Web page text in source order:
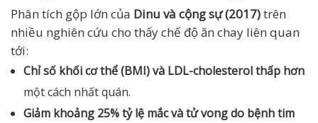
Phân tích gộp lớn của Dinu và cộng sự (2017)trên
nhiều nghiên cứu cho thấy chế độ ăn chay liên quan
tới:
Chỉ số khối cơ thể (BMI) và LDL-cholesterol thấp hơn
một cách nhất quán.
Giảm khoảng 25% tỷ lệ mắc và tử vong do bệnh tim